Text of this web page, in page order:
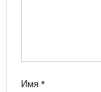
Имя *